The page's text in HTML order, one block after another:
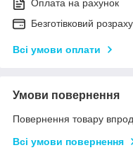
Оплата на рахунок
Безготівковий
Всі умови оплати
Умови повернення
Повернення товару
Всі умови повернення